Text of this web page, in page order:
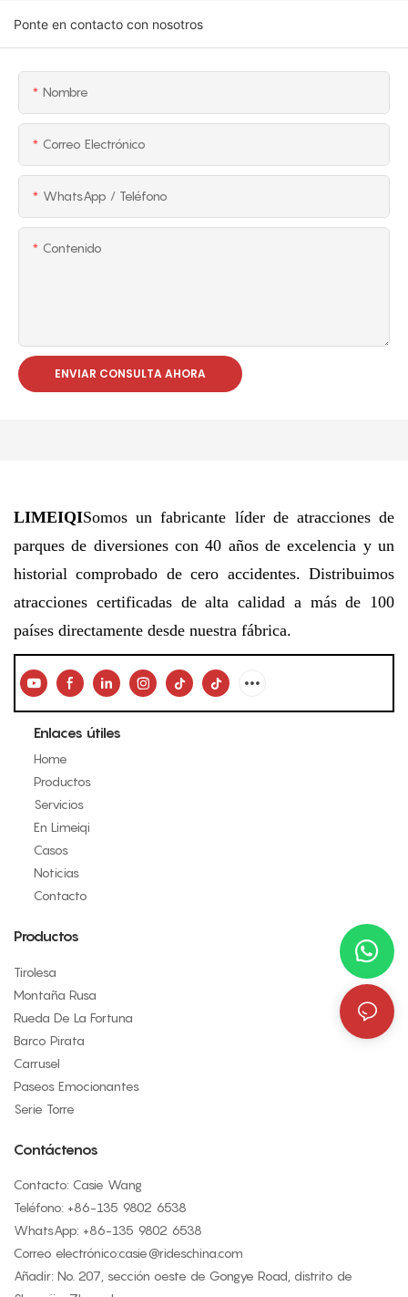
Ponte en contacto con nosotros
Nombre
Correo Electrónico
WhatsApp / Teléfono
Contenido
ENVIAR CONSULTA AHORA
LIMEIQISomos un fabricante líder de atracciones de
parques de diversiones con 40 años de excelencia y un
historial comprobado de cero accidentes. Distribuimos
atracciones certificadas de alta calidad a más de 100
países directamente desde nuestra fábrica.
Enlaces útiles
Home
Productos
Servicios
En Limeiqi
Casos
Noticias
Contacto
Productos
Tirolesa
Montaña Rusa
Rueda De La Fortuna
Barco Pirata
Carrusel
Paseos Emocionantes
Serie Torre
Contáctenos
Contacto: Casie Wang
Teléfono: +86-135 9802 6538
WhatsApp: +86-135 9802 6538
Correo electrónico:casie@rideschina.com
Añadir: No. 207, sección oeste de Gongye Road, distrito de